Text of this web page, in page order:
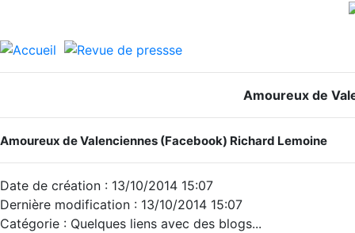
Amoureux de
Amoureux de Valenciennes (Facebook) Richard Lemoine
Date de création : 13/10/2014 15:07
Dernière modification : 13/10/2014 15:07
Catégorie : Quelques liens avec des blogs...